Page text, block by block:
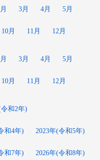
3月 4月 5月
10月 11月 12月
3月 4月 5月
10月 11月 12月
和2年)
和4年) 2023年(令和5年)
和7年) 2026年(令和8年)